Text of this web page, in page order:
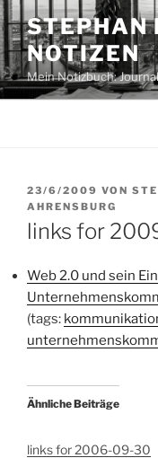
Zum
Inhalt
springen
STEPHAN
NOTIZEN
Mein Notizbuch:
VERÖFFENTLICHT
AM
23/6/2009 VON
AHRENSBURG
links for
Web 2.0 und sein
(tags:
Ähnliche Beiträge
links for 2006-09-30